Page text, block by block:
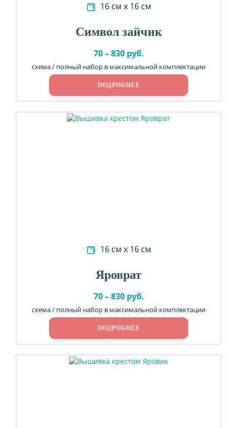
16 см х 16 см
Символ зайчик
70 – 830 руб.
схема / полный набор в максимальной комплектации
ПОДРОБНЕЕ
16 см х 16 см
Яроврат
70 – 830 руб.
схема / полный набор в максимальной комплектации
ПОДРОБНЕЕ